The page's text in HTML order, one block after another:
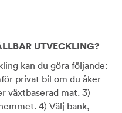
UTVECKLING?
kan du göra följande:
privat bil om du åker
växtbaserad mat. 3)
4) Välj bank,